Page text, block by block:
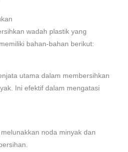
wadah plastik yang
bahan-bahan berikut:
utama dalam membersihkan
Ini efektif dalam mengatasi
noda minyak dan